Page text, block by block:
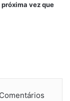
vez que
Comentários